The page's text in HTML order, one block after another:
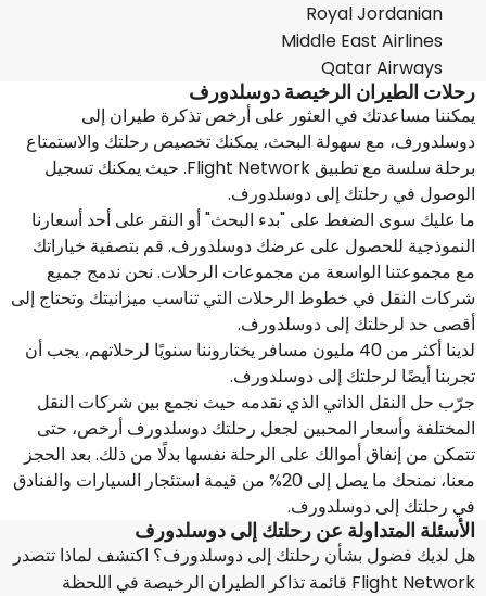
Royal Jordanian
Middle East Airlines
Qatar Airways
رحلات الطيران الرخيصة دوسلدورف
يمكننا مساعدتك في العثور على أرخص تذكرة طيران إلى
دوسلدورف، مع سهولة البحث، يمكنك تخصيص رحلتك والاستمتاع
برحلة سلسة مع تطبيق Flight Network. حيث يمكنك تسجيل
الوصول في رحلتك إلى دوسلدورف.
ما عليك سوى الضغط على "بدء البحث" أو النقر على أحد أسعارنا
النموذجية للحصول على عرضك دوسلدورف. قم بتصفية خياراتك
مع مجموعتنا الواسعة من مجموعات الرحلات. نحن ندمج جميع
شركات النقل في خطوط الرحلات التي تناسب ميزانيتك وتحتاج إلى
أقصى حد لرحلتك إلى دوسلدورف.
لدينا أكثر من 40 مليون مسافر يختاروننا سنويًا لرحلاتهم، يجب أن
تجربنا أيضًا لرحلتك إلى دوسلدورف.
جرّب حل النقل الذاتي الذي نقدمه حيث نجمع بين شركات النقل
المختلفة وأسعار المحبين لجعل رحلتك دوسلدورف أرخص، حتى
تتمكن من إنفاق أموالك على الرحلة نفسها بدلًا من ذلك. بعد الحجز
معنا، نمنحك ما يصل إلى 20% من قيمة استئجار السيارات والفنادق
في رحلتك إلى دوسلدورف.
الأسئلة المتداولة عن رحلتك إلى دوسلدورف
هل لديك فضول بشأن رحلتك إلى دوسلدورف؟ اكتشف لماذا تتصدر
Flight Network قائمة تذاكر الطيران الرخيصة في اللحظة